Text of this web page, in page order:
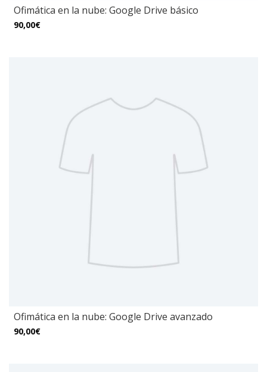
Ofimática en la nube: Google Drive básico
90,00€
Ofimática en la nube: Google Drive avanzado
90,00€